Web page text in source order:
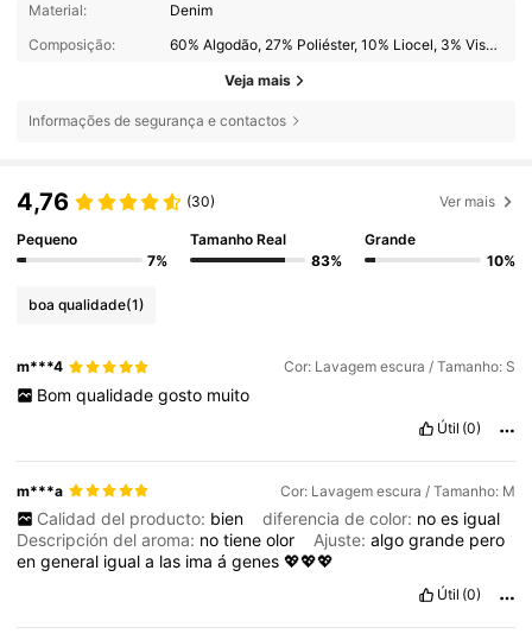
Material:
Denim
Composição:
60% Algodão, 27% Poliéster, 10% Liocel, 3% Viscose
Veja mais
Informações de segurança e contactos
4,76 (30) Ver mais
Pequeno
7%
Tamanho Real
83%
Grande
10%
boa qualidade(1)
m***4 Cor: Lavagem escura / Tamanho: S
Bom qualidade gosto muito
Útil (0)
m***a Cor: Lavagem escura / Tamanho: M
Calidad del producto: bien diferencia de color: no es igual
Descripción del aroma: notieneolor Ajuste:algogrande pero
engeneral iguala las imaágenes💖💖💖
Útil (0)